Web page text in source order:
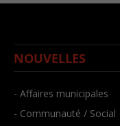
NOUVELLES
- Affaires municipales
- Communauté / Social